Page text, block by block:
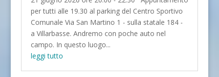
per tutti alle 19.30 al parking del Centro Sportivo
Comunale Via San Martino 1 - sulla statale 184 -
a Villarbasse. Andremo con poche auto nel
campo. In questo luogo...
leggi tutto